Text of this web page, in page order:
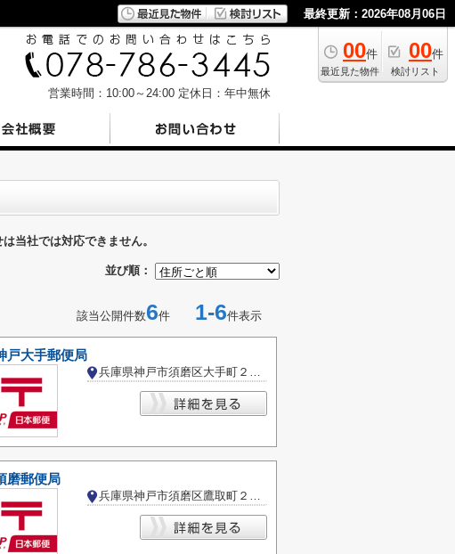
最終更新：2026年08月06日
00件
最近見た物件
00件
検討リスト
営業時間：10:00～24:00 定休日：年中無休
当社では対応できません。
並び順：
該当公開件数6件 1-6件表示
戸大手郵便局
兵庫県神戸市須磨区大手町２丁目
磨郵便局
兵庫県神戸市須磨区鷹取町２丁目